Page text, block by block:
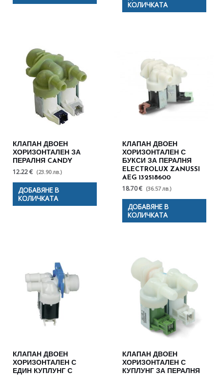
КОЛИЧКАТА
КЛАПАН ДВОЕН
ХОРИЗОНТАЛЕН ЗА
ПЕРАЛНЯ CANDY
12.22 € (23.90 лв.)
ДОБАВЯНЕ В
КОЛИЧКАТА
КЛАПАН ДВОЕН
ХОРИЗОНТАЛЕН С
БУКСИ ЗА ПЕРАЛНЯ
ELECTROLUX ZANUSSI
AEG 132518600
18.70 € (36.57 лв.)
ДОБАВЯНЕ В
КОЛИЧКАТА
КЛАПАН ДВОЕН
ХОРИЗОНТАЛЕН С
ЕДИН КУПЛУНГ С
КЛАПАН ДВОЕН
ХОРИЗОНТАЛЕН С
КУПЛУНГ ЗА ПЕРАЛНЯ